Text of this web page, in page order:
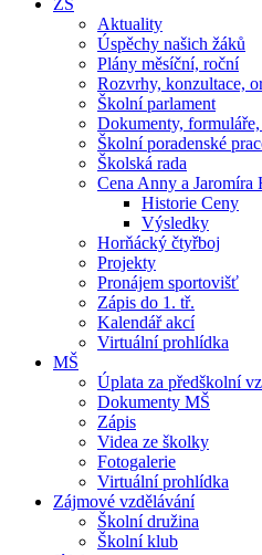
ZŠ
Aktuality
Úspěchy našich žáků
Plány měsíční, roční
Rozvrhy, konzultace,
Školní parlament
Dokumenty,
Školní poradenské
Školská rada
Cena Anny a
Historie Ceny
Výsledky
Horňácký čtyřboj
Projekty
Pronájem sportovišť
Zápis do 1. tř.
Kalendář akcí
Virtuální prohlídka
MŠ
Úplata za předškolní
Dokumenty MŠ
Zápis
Videa ze školky
Fotogalerie
Virtuální prohlídka
Zájmové vzdělávání
Školní družina
Školní klub